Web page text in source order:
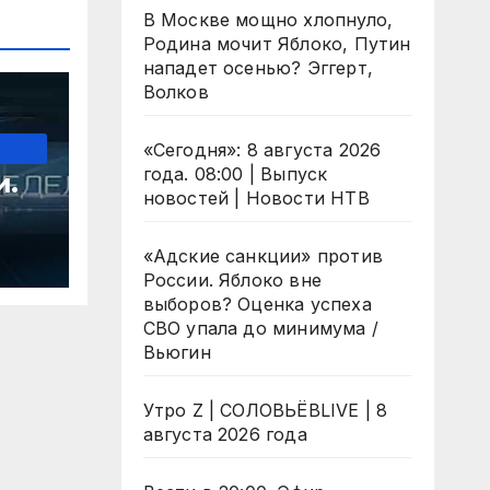
В Москве мощно хлопнуло,
Родина мочит Яблоко, Путин
нападет осенью? Эггерт,
Волков
«Сегодня»: 8 августа 2026
года. 08:00 | Выпуск
новостей | Новости НТВ
«Адские санкции» против
России. Яблоко вне
выборов? Оценка успеха
СВО упала до минимума /
Вьюгин
Утро Z | СОЛОВЬЁВLIVE | 8
августа 2026 года